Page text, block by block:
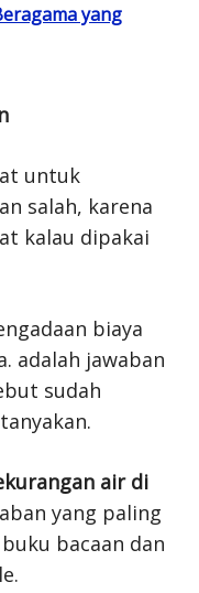
yang
untuk
salah, karena
kalau dipakai
biaya
adalah jawaban
sudah
air di
yang paling
bacaan dan